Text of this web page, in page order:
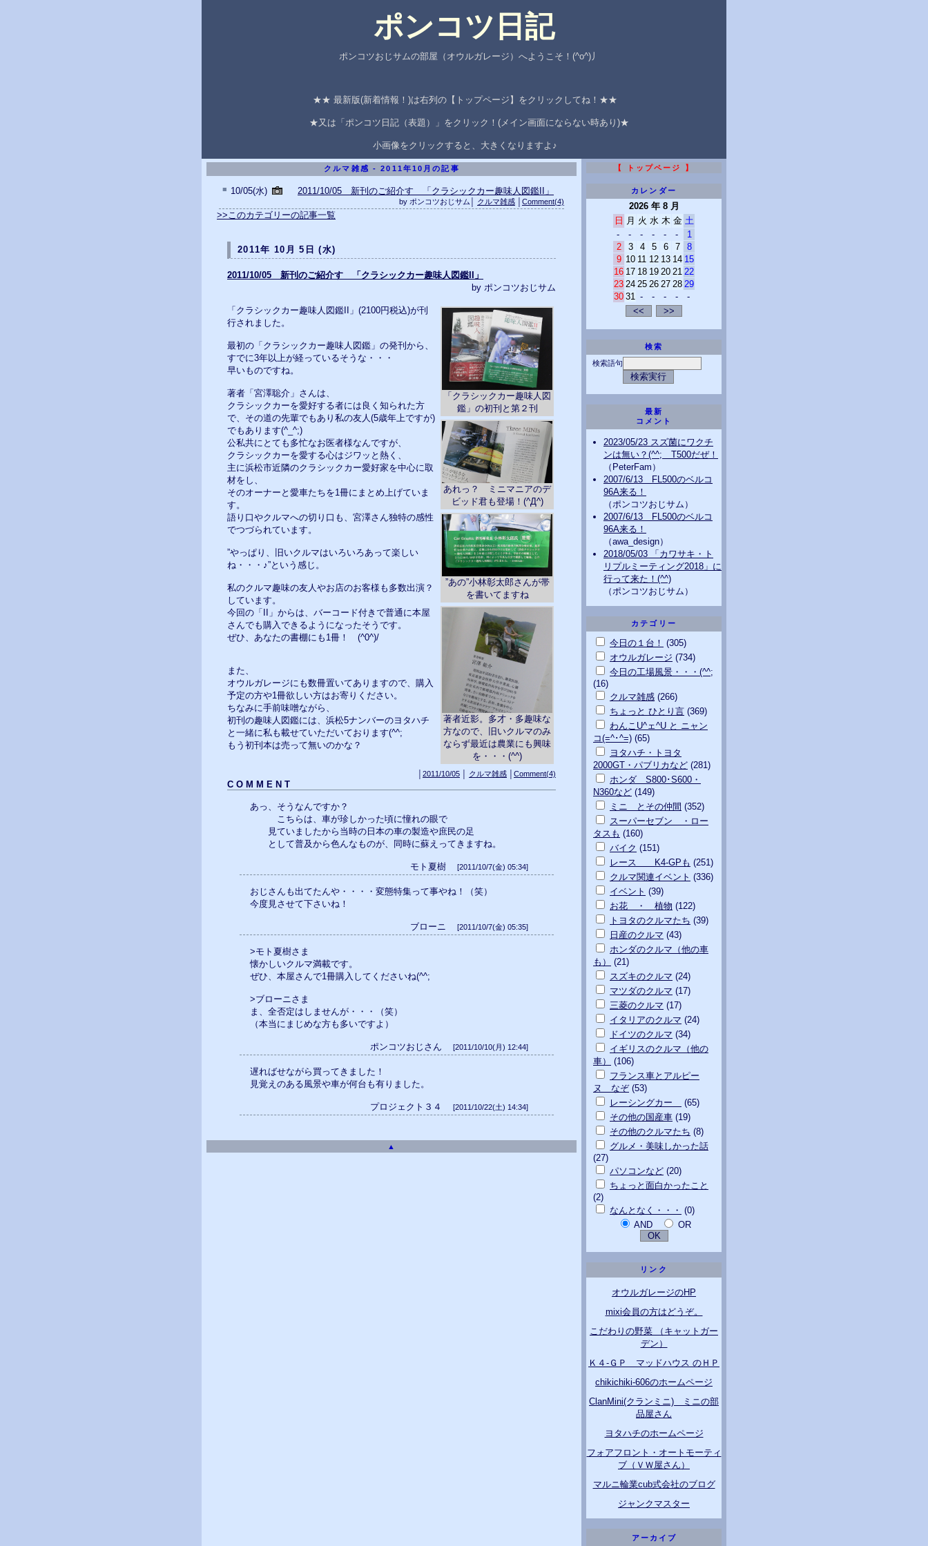
ポンコツ日記
ポンコツおじサムの部屋（オウルガレージ）へようこそ！(^o^)丿
★★ 最新版(新着情報！)は右列の【トップページ】をクリックしてね！★★
★又は「ポンコツ日記（表題）」をクリック！(メイン画面にならない時あり)★
小画像をクリックすると、大きくなりますよ♪
クルマ雑感 - 2011年10月の記事
■ 10/05(水) 2011/10/05 新刊のご紹介す 「クラシックカー趣味人図鑑II」
by ポンコツおじサム│ クルマ雑感 Comment(4)
>>このカテゴリーの記事一覧
2011年 10月 5日 (水)
2011/10/05 新刊のご紹介す 「クラシックカー趣味人図鑑II」
by ポンコツおじサム
「クラシックカー趣味人図
鑑」の初刊と第２刊
あれっ？ ミニマニアのデ
ビッド君も登場！(^Д^)
”あの”小林彰太郎さんが帯
を書いてますね
著者近影。多才・多趣味な
方なので、旧いクルマのみ
ならず最近は農業にも興味
を・・・(^^)
「クラシックカー趣味人図鑑II」(2100円税込)が刊
行されました。
最初の「クラシックカー趣味人図鑑」の発刊から、
すでに3年以上が経っているそうな・・・
早いものですね。
著者「宮澤聡介」さんは、
クラシックカーを愛好する者には良く知られた方
で、その道の先輩でもあり私の友人(5歳年上ですが)
でもあります(^_^;)
公私共にとても多忙なお医者様なんですが、
クラシックカーを愛する心はジワッと熱く、
主に浜松市近隣のクラシックカー愛好家を中心に取
材をし、
そのオーナーと愛車たちを1冊にまとめ上げていま
す。
語り口やクルマへの切り口も、宮澤さん独特の感性
でつづられています。
”やっぱり、旧いクルマはいろいろあって楽しい
ね・・・♪”という感じ。
私のクルマ趣味の友人やお店のお客様も多数出演？
しています。
今回の「II」からは、バーコード付きで普通に本屋
さんでも購入できるようになったそうです。
ぜひ、あなたの書棚にも1冊！ (^0^)/
また、
オウルガレージにも数冊置いてありますので、購入
予定の方や1冊欲しい方はお寄りください。
ちなみに手前味噌ながら、
初刊の趣味人図鑑には、浜松5ナンバーのヨタハチ
と一緒に私も載せていただいております(^^;
もう初刊本は売って無いのかな？
2011/10/05 クルマ雑感 Comment(4)
C O M M E N T
あっ、そうなんですか？
こちらは、車が珍しかった頃に憧れの眼で
見ていましたから当時の日本の車の製造や庶民の足
として普及から色んなものが、同時に蘇えってきますね。
モト夏樹 [2011/10/7(金) 05:34]
おじさんも出てたんや・・・・変態特集って事やね！（笑）
今度見させて下さいね！
ブローニ [2011/10/7(金) 05:35]
>モト夏樹さま
懐かしいクルマ満載です。
ぜひ、本屋さんで1冊購入してくださいね(^^;
>ブローニさま
ま、全否定はしませんが・・・（笑）
（本当にまじめな方も多いですよ）
ポンコツおじさん [2011/10/10(月) 12:44]
遅ればせながら買ってきました！
見覚えのある風景や車が何台も有りました。
プロジェクト３４ [2011/10/22(土) 14:34]
▲
【 トップページ 】
カレンダー
2026 年 8 月
日 月 火 水 木 金 土
-
- - - - -
1
2
3 4 5 6 7
8
9 10 11 12 13 14 15
16 17 18 19 20 21 22
23 24 25 26 27 28 29
30 31 - - - - -
検索
検索語句
最新
コメント
2023/05/23 スズ菌にワクチ
ンは無い？(^^; T500だぜ！
（PeterFam）
2007/6/13 FL500のベルコ
96A来る！
（ポンコツおじサム）
2007/6/13 FL500のベルコ
96A来る！
（awa_design）
2018/05/03 「カワサキ・ト
リプルミーティング2018」に
行って来た！(^^)
（ポンコツおじサム）
カテゴリー
今日の１台！ (305)
オウルガレージ (734)
今日の工場風景・・・(^^;
(16)
クルマ雑感 (266)
ちょっと ひとり言 (369)
わんこU^ェ^U と ニャン
コ(=^･^=) (65)
ヨタハチ・トヨタ
2000GT・パブリカなど (281)
ホンダ S800･S600・
N360など (149)
ミニ とその仲間 (352)
スーパーセブン ・ロー
タスも (160)
バイク (151)
レース K4-GPも (251)
クルマ関連イベント (336)
イベント (39)
お花 ・ 植物 (122)
トヨタのクルマたち (39)
日産のクルマ (43)
ホンダのクルマ（他の車
も）
(21)
スズキのクルマ (24)
マツダのクルマ (17)
三菱のクルマ (17)
イタリアのクルマ (24)
ドイツのクルマ (34)
イギリスのクルマ（他の
車）
(106)
フランス車とアルピー
ヌ なぞ(53)
レーシングカー
(65)
その他の国産車 (19)
その他のクルマたち (8)
グルメ・美味しかった話
(27)
パソコンなど (20)
ちょっと面白かったこと
(2)
なんとなく・・・ (0)
AND
OR
リンク
オウルガレージのHP
mixi会員の方はどうぞ。
こだわりの野菜 （キャットガー
デン）
Ｋ４-ＧＰ マッドハウス のＨＰ
chikichiki-606のホームページ
ClanMini(クランミニ) ミニの部
品屋さん
ヨタハチのホームページ
フォアフロント・オートモーティ
ブ（ＶＷ屋さん）
マルニ輪業cub式会社のブログ
ジャンクマスター
アーカイブ